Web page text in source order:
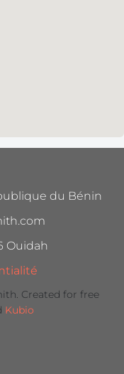
du Bénin
Ouidah
Created for free
Kubio